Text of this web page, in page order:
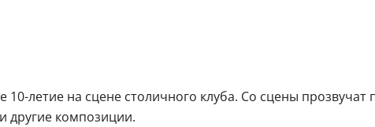
10-летие на сцене столичного клуба. Со сцены
другие композиции.